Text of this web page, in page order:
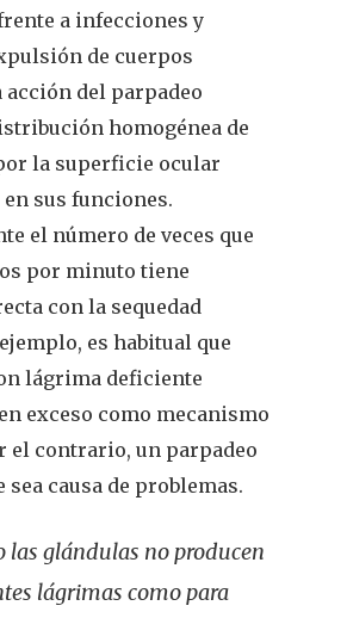
a infecciones y
de cuerpos
acción del parpadeo
homogénea de
la superficie ocular
sus funciones.
el número de veces que
por minuto tiene
con la sequedad
es habitual que
lágrima deficiente
exceso como mecanismo
el contrario, un parpadeo
causa de problemas.
las glándulas no producen
lágrimas como para